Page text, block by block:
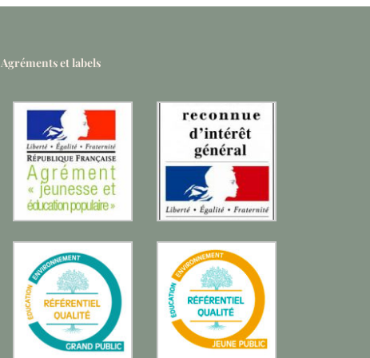
Agréments et labels